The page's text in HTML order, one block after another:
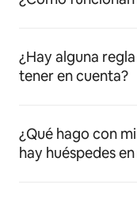
¿Hay alguna
tener en cuenta?
¿Qué hago con
hay huéspedes